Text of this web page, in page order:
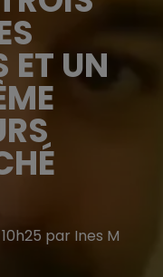
ET UN
par Ines M